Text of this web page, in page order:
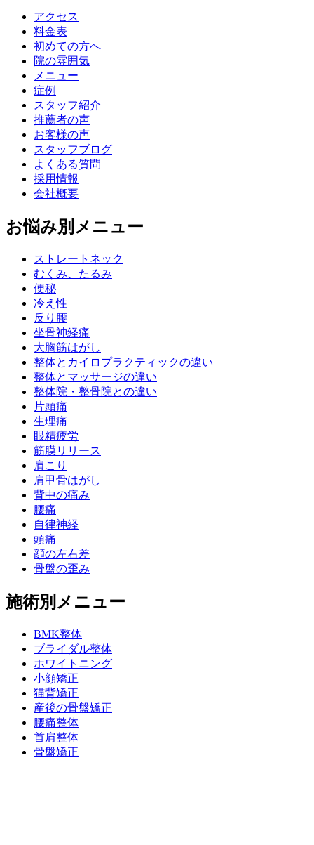
アクセス
料金表
初めての方へ
院の雰囲気
メニュー
症例
スタッフ紹介
推薦者の声
お客様の声
スタッフブログ
よくある質問
採用情報
会社概要
お悩み別メニュー
ストレートネック
むくみ、たるみ
便秘
冷え性
反り腰
坐骨神経痛
大胸筋はがし
整体とカイロプラクティックの違い
整体とマッサージの違い
整体院・整骨院との違い
片頭痛
生理痛
眼精疲労
筋膜リリース
肩こり
肩甲骨はがし
背中の痛み
腰痛
自律神経
頭痛
顔の左右差
骨盤の歪み
施術別メニュー
BMK整体
ブライダル整体
ホワイトニング
小顔矯正
猫背矯正
産後の骨盤矯正
腰痛整体
首肩整体
骨盤矯正